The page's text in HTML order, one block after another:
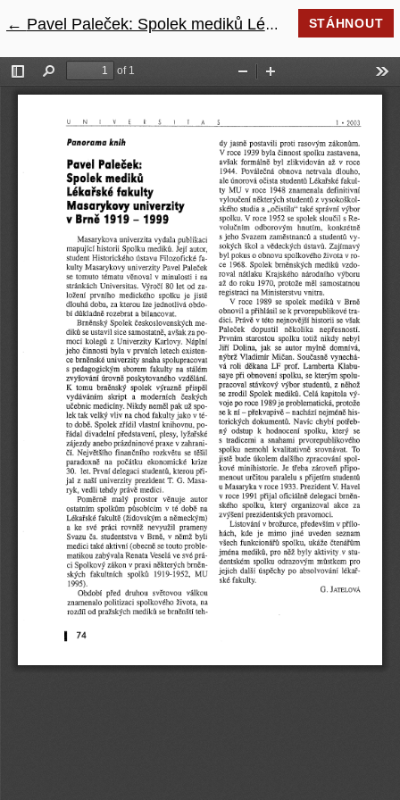
← Návrat na podrobnosti článku
Pavel Paleček: Spolek mediků Lékařské fakulty Masarykovy univerzity v Brně 1919 - 1999 STÁHNOUT